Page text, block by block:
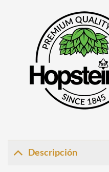
Descripción